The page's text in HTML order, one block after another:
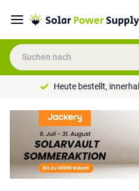
Heute bestellt,